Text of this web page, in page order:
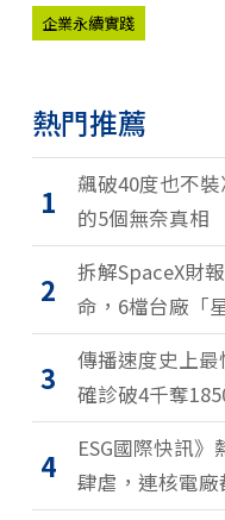
企業永續實踐
熱門推薦
1
飆破40度也不
的5個無奈真相
2
拆解SpaceX財
命，6檔台廠「
3
傳播速度史上最
確診破4千奪
4
ESG國際快訊
肆虐，連核電